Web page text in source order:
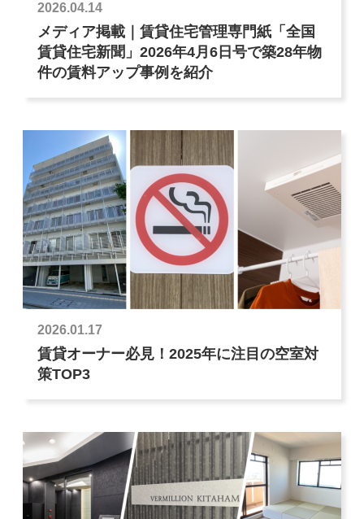
2026.04.14
メディア掲載｜賃貸住宅管理専門紙「全国
賃貸住宅新聞」2026年4月6日号で築28年物
件の賃料アップ事例を紹介
2026.01.17
賃貸オーナー必見！2025年に注目の空室対
策TOP3